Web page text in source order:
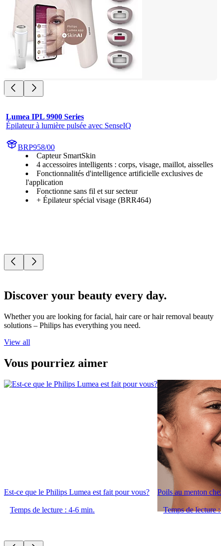
Lumea IPL 9900 Series
Épilateur à lumière pulsée avec SenseIQ
BRP958/00
Capteur SmartSkin
4 accessoires intelligents : corps, visage, maillot, aisselles
Fonctionnalités d'intelligence artificielle exclusives de
l'application
Fonctionne sans fil et sur secteur
+ Épilateur spécial visage (BRR464)
Discover your beauty every day.
Whether you are looking for facial, hair care or hair removal beauty
solutions – Philips has everything you need.
View all
Vous pourriez aimer
Est-ce que le Philips Lumea est fait pour vous?
Temps de lecture : 4-6 min.
Poils au menton
Temps de lecture